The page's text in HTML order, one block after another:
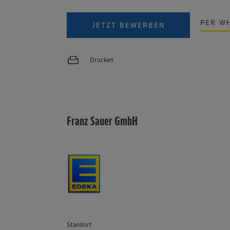
JETZT BEWERBEN PER
Drucken
Franz Sauer GmbH
Standort